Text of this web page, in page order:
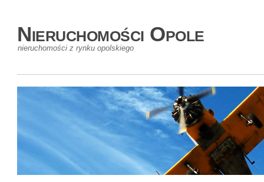
Nieruchomości Opole
nieruchomości z rynku opolskiego